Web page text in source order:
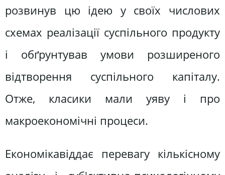
розвинув цю ідею у своїх числових
схемах реалізації суспільного продукту
і обґрунтував умови розширеного
відтворення суспільного капіталу.
Отже, класики мали уяву і про
макроекономічні процеси.
Економікaвіддає перевагу кількісному